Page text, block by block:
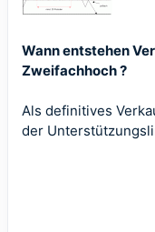
Wann entstehen
Zweifachhoch ?
Als definitives
der